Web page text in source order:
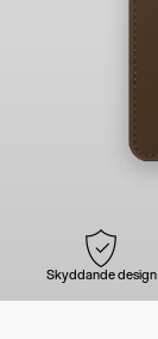
Skyddande design